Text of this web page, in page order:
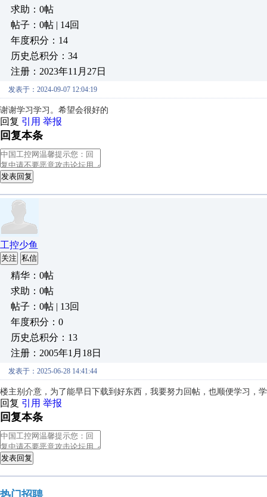
求助：0帖
帖子：0帖 | 14回
年度积分：14
历史总积分：34
注册：2023年11月27日
发表于：2024-09-07 12:04:19
谢谢学习学习。希望会很好的
回复 引用 举报
回复本条
发表回复
工控少鱼
关注 私信
精华：0帖
求助：0帖
帖子：0帖 | 13回
年度积分：0
历史总积分：13
注册：2005年1月18日
发表于：2025-06-28 14:41:44
楼主别介意，为了能早日下载到好东西，我要努力回帖，也顺便学习，
回复 引用 举报
回复本条
发表回复
热门招聘